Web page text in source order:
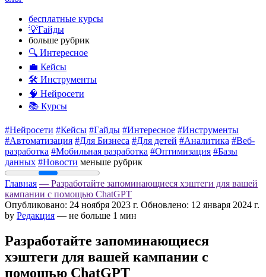
бесплатные курсы
💡Гайды
больше рубрик
🔍 Интересное
💼 Кейсы
🛠 Инструменты
🧠 Нейросети
📚 Курсы
#Нейросети #Кейсы #Гайды #Интересное #Инструменты
#Автоматизация #Для Бизнеса #Для детей #Аналитика #Веб-
разработка #Мобильная разработка #Оптимизация #Базы
данных #Новости меньше рубрик
Главная — Разработайте запоминающиеся хэштеги для вашей
кампании с помощью ChatGPT
Опубликовано: 24 ноября 2023 г. Обновлено: 12 января 2024 г.
by Редакция — не больше 1 мин
Разработайте запоминающиеся
хэштеги для вашей кампании с
помощью ChatGPT